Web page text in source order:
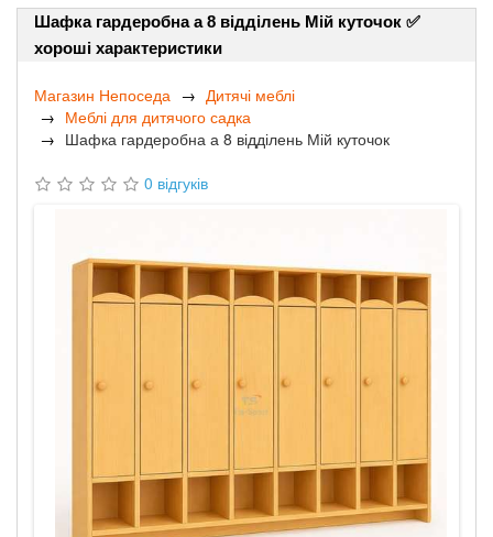
Шафка гардеробна а 8 відділень Мій куточок ✅
хороші характеристики
Магазин Непоседа
Дитячі меблі
Меблі для дитячого садка
Шафка гардеробна а 8 відділень Мій куточок
0 відгуків